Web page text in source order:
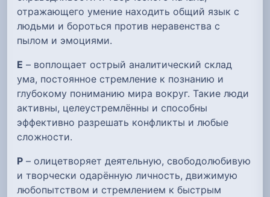
отражающего умение находить общий язык с
людьми и бороться против неравенства с
пылом и эмоциями.
Е – воплощает острый аналитический склад
ума, постоянное стремление к познанию и
глубокому пониманию мира вокруг. Такие люди
активны, целеустремлённы и способны
эффективно разрешать конфликты и любые
сложности.
Р – олицетворяет деятельную, свободолюбивую
и творчески одарённую личность, движимую
любопытством и стремлением к быстрым